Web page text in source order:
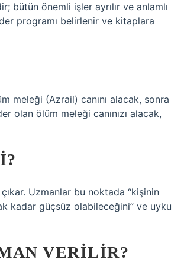
bütün önemli işler ayrılır ve anlamlı
programı belirlenir ve kitaplara
meleği (Azrail) canını alacak, sonra
olan ölüm meleği canınızı alacak,
Uzmanlar bu noktada “kişinin
kadar güçsüz olabileceğini” ve uyku
VERILIR?